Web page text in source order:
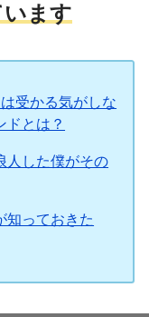
ます
受かる気がしな
ドとは？
人した僕がその
知っておきた